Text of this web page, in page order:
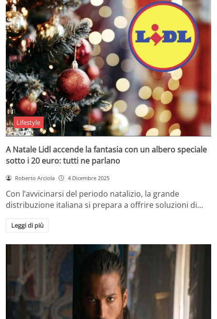
Lifestyle
A Natale Lidl accende la fantasia con un albero speciale
sotto i 20 euro: tutti ne parlano
Roberto Arciola 4 Dicembre 2025
Con l’avvicinarsi del periodo natalizio, la grande
distribuzione italiana si prepara a offrire soluzioni di…
Leggi di più